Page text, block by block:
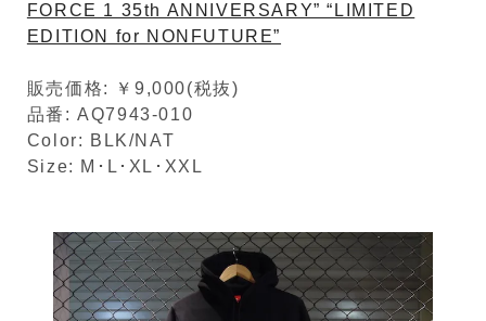
FORCE 1 35th ANNIVERSARY” “LIMITED
EDITION for NONFUTURE”
販売価格: ￥9,000(税抜)
品番: AQ7943-010
Color: BLK/NAT
Size: M･L･XL･XXL